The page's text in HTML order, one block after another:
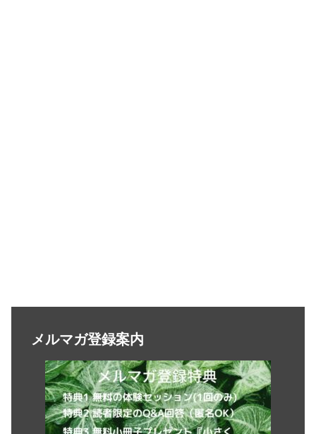
メルマガ登録案内